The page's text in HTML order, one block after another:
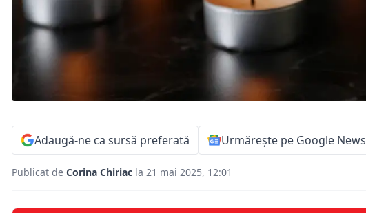
Adaugă-ne ca sursă preferată Urmărește pe Google News
Publicat de Corina Chiriac la 21 mai 2025, 12:01